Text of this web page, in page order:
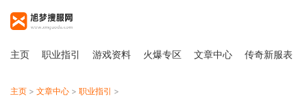
主页 职业指引 游戏资料 火爆专区 文章中心 传奇新服表
主页 > 文章中心 > 职业指引 >